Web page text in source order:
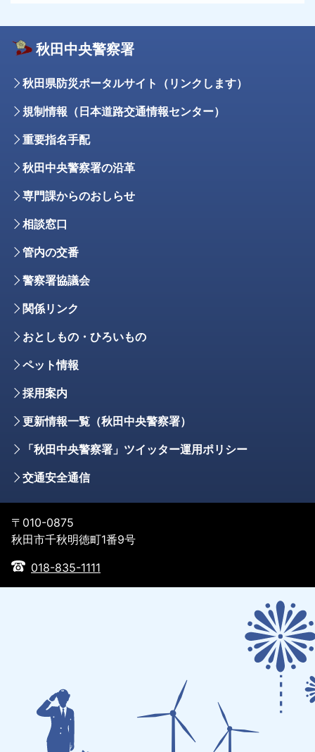
秋田中央警察署
秋田県防災ポータルサイト（リンクします）
規制情報（日本道路交通情報センター）
重要指名手配
秋田中央警察署の沿革
専門課からのおしらせ
相談窓口
管内の交番
警察署協議会
関係リンク
おとしもの・ひろいもの
ペット情報
採用案内
更新情報一覧（秋田中央警察署）
「秋田中央警察署」ツイッター運用ポリシー
交通安全通信
〒010-0875
秋田市千秋明徳町1番9号
018-835-1111